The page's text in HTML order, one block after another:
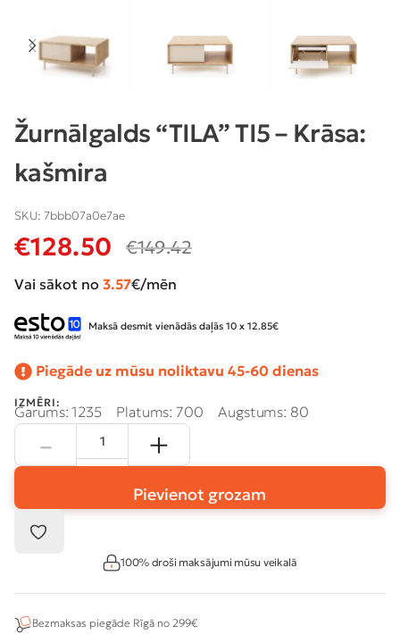
Žurnālgalds “TILA” TI5 – Krāsa:
kašmira
SKU: 7bbb07a0e7ae
€128.50 €149.42
Vai sākot no 3.57€/mēn
Maksā desmit vienādās daļās 10 x 12.85€
Piegāde uz mūsu noliktavu 45-60 dienas
IZMĒRI:
Garums: 1235 Platums: 700 Augstums: 80
Pievienot grozam
100% droši maksājumi mūsu veikalā
Bezmaksas piegāde Rīgā no 299€